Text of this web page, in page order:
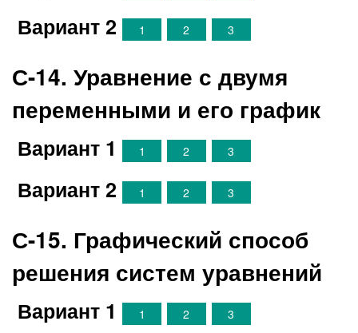
Вариант 2 1 2 3
С-14. Уравнение с двумя
переменными и его график
Вариант 1 1 2 3
Вариант 2 1 2 3
С-15. Графический способ
решения систем уравнений
Вариант 1 1 2 3